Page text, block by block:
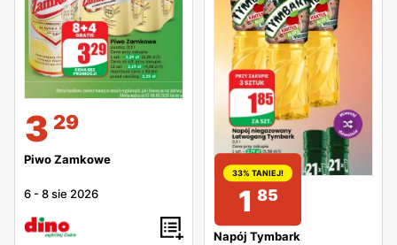
3 29
Piwo Zamkowe
6 -8 sie 2026
33% TANIEJ!
1 85
Napój Tymbark